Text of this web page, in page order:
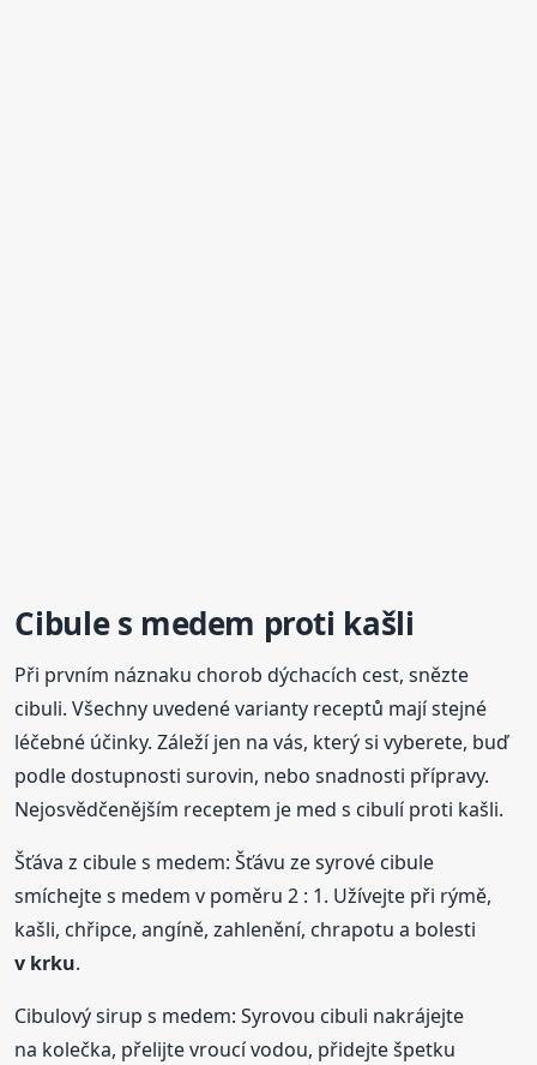
Cibule s medem proti kašli
Při prvním náznaku chorob dýchacích cest, snězte
cibuli. Všechny uvedené varianty receptů mají stejné
léčebné účinky. Záleží jen na vás, který si vyberete, buď
podle dostupnosti surovin, nebo snadnosti přípravy.
Nejosvědčenějším receptem je med s cibulí proti kašli.
Šťáva z cibule s medem: Šťávu ze syrové cibule
smíchejte s medem v poměru 2 : 1. Užívejte při rýmě,
kašli, chřipce, angíně, zahlenění, chrapotu a bolesti
v krku.
Cibulový sirup s medem: Syrovou cibuli nakrájejte
na kolečka, přelijte vroucí vodou, přidejte špetku